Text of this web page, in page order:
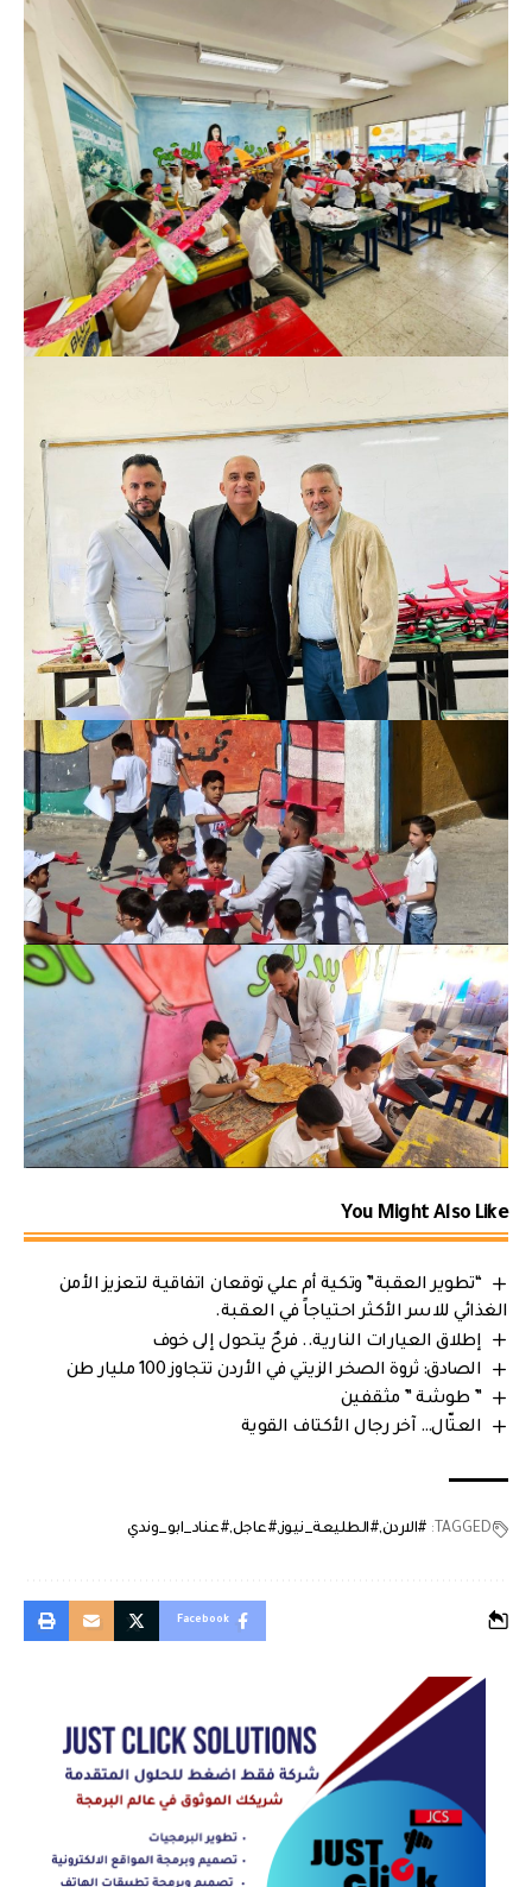
You Might Also Like
“تطوير العقبة” وتكية أم علي توقعان اتفاقية لتعزيز الأمن
الغذائي للاسر الأكثر احتياجاً في العقبة.
إطلاق العيارات النارية.. فرحٌ يتحول إلى خوف
الصادق: ثروة الصخر الزيتي في الأردن تتجاوز 100 مليار طن
” طوشة ” مثقفين
العتّال… آخر رجال الأكتاف القوية
TAGGED: #الاردن#الطليعة_نيوز#عاجل#عناد_ابو_وندي
Facebook